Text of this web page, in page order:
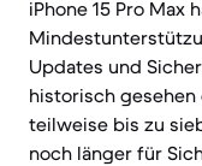
iPhone 15 Pro Max
Updates und
historisch
teilweise bis zu
noch länger für